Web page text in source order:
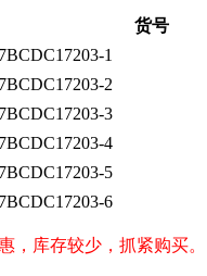
货号
1
2
3
4
5
6
，库存较少，抓紧购买。